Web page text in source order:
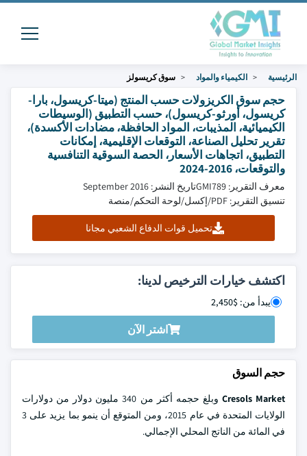
الرئيسية الكيمياء والمواد سوق كريسولز
حجم سوق الكريزولات حسب المنتج (ميتا-كريسول، بارا-
كريسول، أورثو-كريسول)، حسب التطبيق (الوسيطات
الكيميائية، المذيبات، المواد الحافظة، مضادات الأكسدة)،
تقرير تحليل الصناعة، التوقعات الإقليمية، إمكانات
التطبيق، اتجاهات الأسعار، الحصة السوقية التنافسية
والتوقعات، 2016-2024
معرف التقرير: GMI789
تاريخ النشر: September 2016
تنسيق التقرير: PDF/إكسل/لوحة التحكم/منصة
تحميل قوات الدفاع الشعبي مجانا
اكتشف خيارات الترخيص لدينا:
يبدأ من: $2,450
اشتر الآن
حجم السوق
Cresols Market
وبلغ حجمه أكثر من 340 مليون دولار من دولارات
الولايات المتحدة في عام 2015، ومن المتوقع أن ينمو بما يزيد على 3
في المائة من الناتج المحلي الإجمالي.